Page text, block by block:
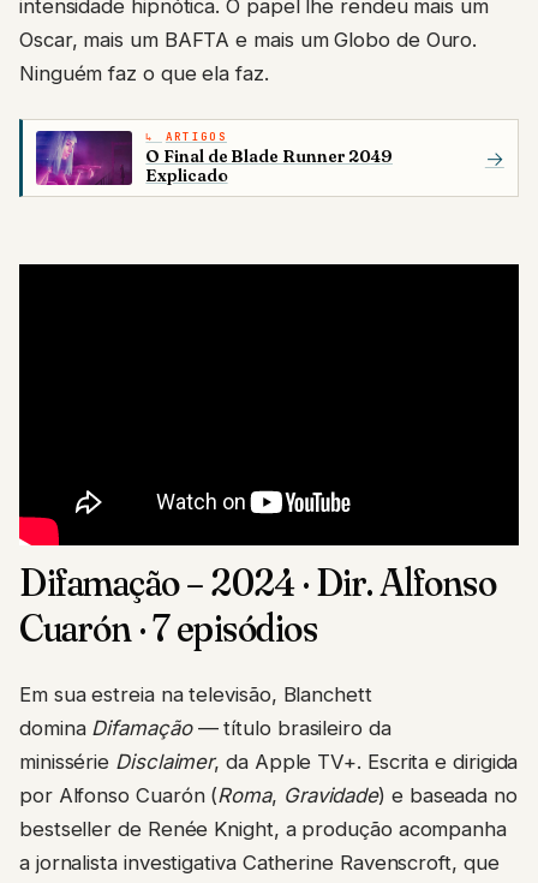
intensidade hipnótica. O papel lhe rendeu mais um
Oscar, mais um BAFTA e mais um Globo de Ouro.
Ninguém faz o que ela faz.
ARTIGOS
O Final de Blade Runner 2049
Explicado
→
Difamação – 2024 · Dir. Alfonso
Cuarón · 7 episódios
Em sua estreia na televisão, Blanchett
domina Difamação— título brasileiro da
minissérie Disclaimer, da Apple TV+. Escrita e dirigida
por Alfonso Cuarón (Roma, Gravidade) e baseada no
bestseller de Renée Knight, a produção acompanha
a jornalista investigativa Catherine Ravenscroft, que